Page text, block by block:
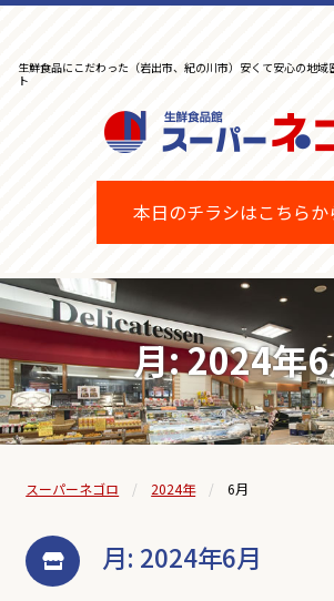
生鮮食品にこだわった（岩出市、紀の川市）安くて安心の地域
ト
本日のチラシはこちらか
月:2024年
スーパーネゴロ 2024年 6月
月: 2024年6月